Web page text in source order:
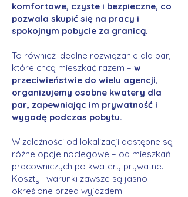
komfortowe, czyste i bezpieczne, co
pozwala skupić się na pracy i
spokojnym pobycie za granicą.
To również idealne rozwiązanie dla par,
które chcą mieszkać razem – w
przeciwieństwie do wielu agencji,
organizujemy osobne kwatery dla
par, zapewniając im prywatność i
wygodę podczas pobytu.
W zależności od lokalizacji dostępne są
różne opcje noclegowe – od mieszkań
pracowniczych po kwatery prywatne.
Koszty i warunki zawsze są jasno
określone przed wyjazdem.